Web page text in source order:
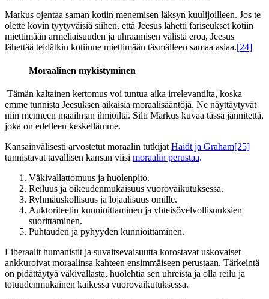
Markus ojentaa saman kotiin menemisen läksyn kuulijoilleen. Jos te
olette kovin tyytyväisiä siihen, että Jeesus lähetti fariseukset kotiin
miettimään armeliaisuuden ja uhraamisen välistä eroa, Jeesus
lähettää teidätkin kotiinne miettimään täsmälleen samaa asiaa.[24]
Moraalinen mykistyminen
Tämän kaltainen kertomus voi tuntua aika irrelevantilta, koska
emme tunnista Jeesuksen aikaisia moraalisääntöjä. Ne näyttäytyvät
niin menneen maailman ilmiöiltä. Silti Markus kuvaa tässä jännitettä,
joka on edelleen keskellämme.
Kansainvälisesti arvostetut moraalin tutkijatHaidt ja Graham[25]
tunnistavat tavallisen kansan viisi moraalin perustaa.
Väkivallattomuus ja huolenpito.
Reiluus ja oikeudenmukaisuus vuorovaikutuksessa.
Ryhmäuskollisuus ja lojaalisuus omille.
Auktoriteetin kunnioittaminen ja yhteisövelvollisuuksien
suorittaminen.
Puhtauden ja pyhyyden kunnioittaminen.
Liberaalit humanistit ja suvaitsevaisuutta korostavat uskovaiset
ankkuroivat moraalinsa kahteen ensimmäiseen perustaan. Tärkeintä
on pidättäytyä väkivallasta, huolehtia sen uhreista ja olla reilu ja
totuudenmukainen kaikessa vuorovaikutuksessa.